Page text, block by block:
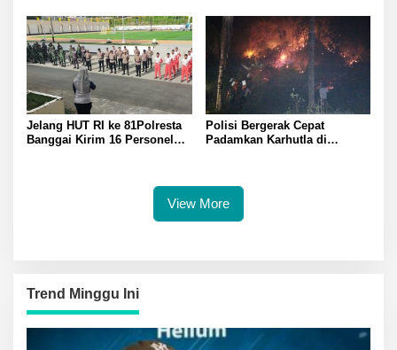
Jelang HUT RI ke 81Polresta
Banggai Kirim 16 Personel
Polisi Bergerak Cepat
Padamkan Karhutla di
View More
Trend Minggu Ini